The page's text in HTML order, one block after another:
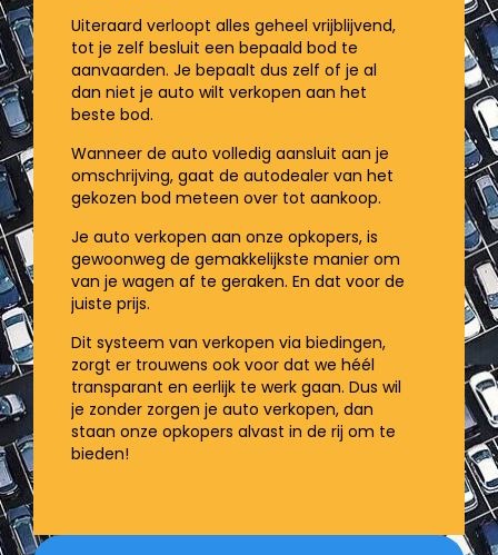
Uiteraard verloopt alles geheel vrijblijvend,
tot je zelf besluit een bepaald bod te
aanvaarden. Je bepaalt dus zelf of je al
dan niet je auto wilt verkopen aan het
beste bod.
Wanneer de auto volledig aansluit aan je
omschrijving, gaat de autodealer van het
gekozen bod meteen over tot aankoop.
Je auto verkopen aan onze opkopers, is
gewoonweg de gemakkelijkste manier om
van je wagen af te geraken. En dat voor de
juiste prijs.
Dit systeem van verkopen via biedingen,
zorgt er trouwens ook voor dat we héél
transparant en eerlijk te werk gaan. Dus wil
je zonder zorgen je auto verkopen, dan
staan onze opkopers alvast in de rij om te
bieden!